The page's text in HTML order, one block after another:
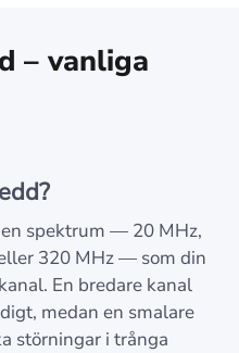
– vanliga
spektrum — 20 MHz,
320 MHz — som din
En bredare kanal
medan en smalare
störningar i trånga